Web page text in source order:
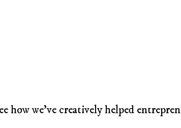
how we’ve creatively helped